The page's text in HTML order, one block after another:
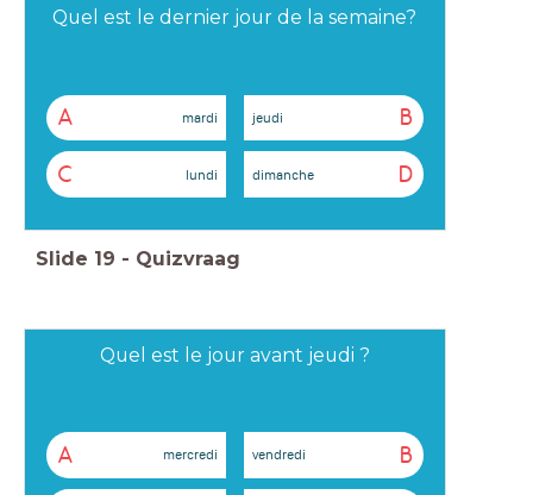
Quel est le dernier jour de la semaine?
A mardi B
jeudi
C lundi D
dimanche
Slide 19 - Quizvraag
Quel est le jour avant jeudi ?
A mercredi B
vendredi